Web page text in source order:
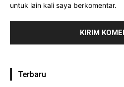
untuk lain kali saya berkomentar.
Terbaru